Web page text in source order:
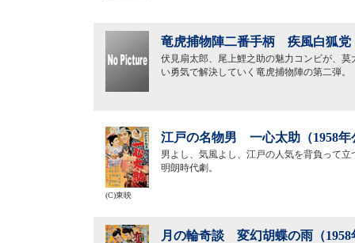
竜虎捕物陣二番手柄 疾風白狐党
伏見扇太郎、尾上鯉之助の魅力コンビが、
い勇気で解決していく竜虎捕物陣の第二弾。
江戸の名物男 一心太助（1958年
男よし、気風よし、江戸の人気を背負って
明朗時代劇。
(C)東映
月の輪奇談 変幻胡蝶の雨（1958